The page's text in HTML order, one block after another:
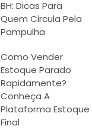
BH: Dicas Para
Quem Circula Pela
Pampulha
Como Vender
Estoque Parado
Rapidamente?
Conheça A
Plataforma Estoque
Final